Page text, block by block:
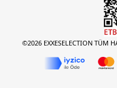
©2026 EXXESELECTION TÜM